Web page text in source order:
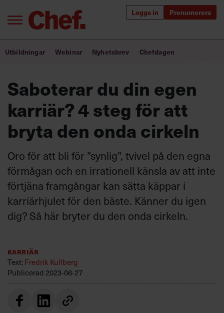
Logga in Prenumerera
Annonsera
Om oss
Kontakta oss
Kundservice
Sök
efter:
Bra ledare förändrar världen
Utbildning för ledare
Chefakademin+
Populära utbildningar
Utbildningar Webinar Nyhetsbrev Chefdagen
Saboterar du din egen
karriär? 4 steg för att
bryta den onda cirkeln
Oro för att bli för ”synlig”, tvivel på den egna
förmågan och en irrationell känsla av att inte
förtjäna framgångar kan sätta käppar i
karriärhjulet för den bäste. Känner du igen
dig? Så här bryter du den onda cirkeln.
Karriär
Text: Fredrik Kullberg
Publicerad 2023-06-27